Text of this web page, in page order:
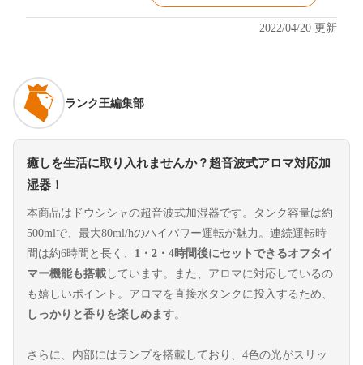
2022/04/20 更新
ランク王編集部
癒しを生活に取り入れませんか？超音波式アロマ対応加
湿器！
本商品はドウシシャの超音波式加湿器です。タンク容量は約
500mlで、最大80ml/hのハイパワー運転が魅力。連続運転時
間は約6時間と長く、 1・2・4時間後にセットできるオフタイ
マー機能も搭載 しています。また、アロマに対応しているの
も嬉しいポイント。アロマを直接水タンクに投入するため、
しっかりと香りを楽しめます。
さらに、内部にはランプを搭載しており、4色の光がスリッ